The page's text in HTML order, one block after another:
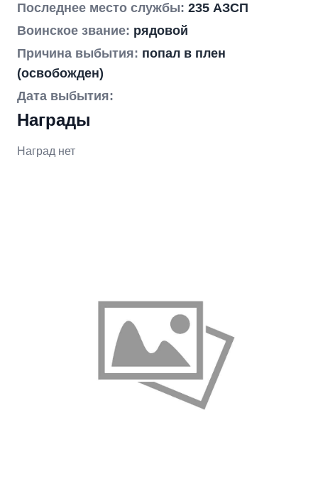
Последнее место службы: 235 АЗСП
Воинское звание: рядовой
Причина выбытия: попал в плен
(освобожден)
Дата выбытия:
Награды
Наград нет